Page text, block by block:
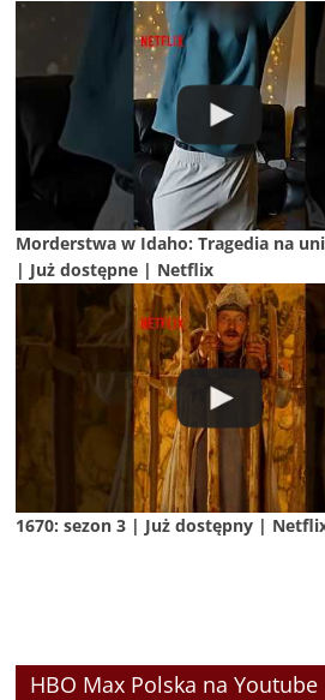
Morderstwa w Idaho: Tragedia na
| Już dostępne | Netflix
1670: sezon 3 | Już dostępny |
HBO Max Polska na Youtube